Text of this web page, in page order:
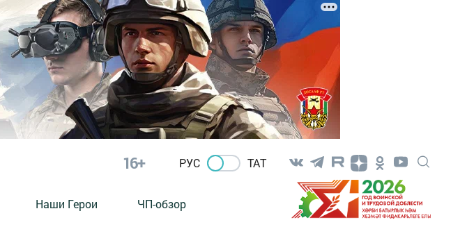
16+ РУС ТАТ
Наши Герои ЧП-обзор